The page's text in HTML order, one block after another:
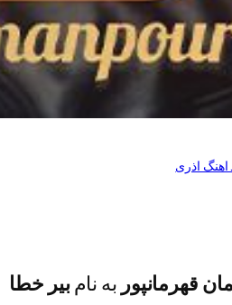
اهنگ اذری
قهرمانپور به نامبیر خطا